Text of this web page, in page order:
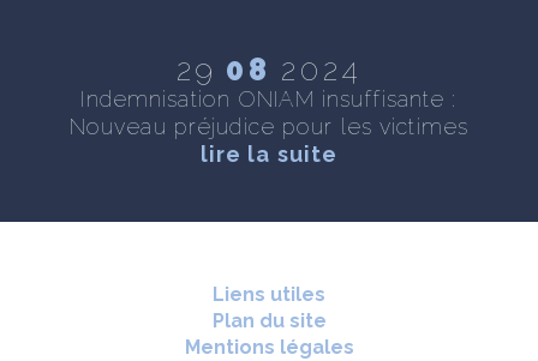
29 08 2024
Indemnisation ONIAM insuffisante :
Nouveau préjudice pour les victimes
lire la suite
Liens utiles
Plan du site
Mentions légales